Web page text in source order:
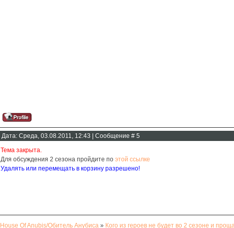
Дата: Среда, 03.08.2011, 12:43 | Сообщение # 5
Тема закрыта.
Для обсуждения 2 сезона пройдите по этой ссылке
Удалять или перемещать в корзину разрешено!
House Of Anubis/Обитель Анубиса » Кого из героев не будет во 2 сезоне и